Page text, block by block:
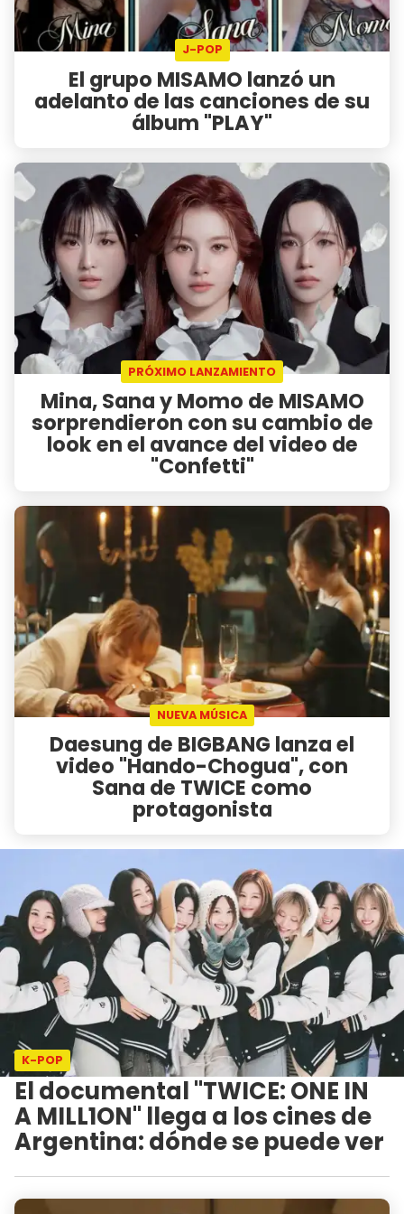
J-POP
El grupo MISAMO lanzó un
adelanto de las canciones de su
álbum "PLAY"
PRÓXIMO LANZAMIENTO
Mina, Sana y Momo de MISAMO
sorprendieron con su cambio de
look en el avance del video de
"Confetti"
NUEVA MÚSICA
Daesung de BIGBANG lanza el
video "Hando-Chogua", con
Sana de TWICE como
protagonista
K-POP
El documental "TWICE: ONE IN
A MILL1ON" llega a los cines de
Argentina: dónde se puede ver